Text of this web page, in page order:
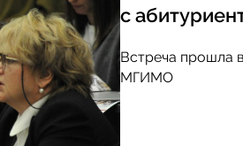
с
Встреча прошла
МГИМО